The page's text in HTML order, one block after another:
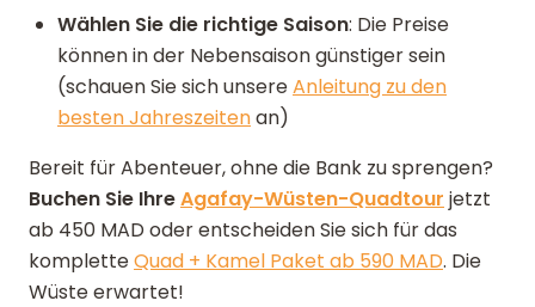
Wählen Sie die richtige Saison: Die Preise
können in der Nebensaison günstiger sein
(schauen Sie sich unsereAnleitung zu den
besten Jahreszeitenan)
Bereit für Abenteuer, ohne die Bank zu sprengen?
Buchen Sie IhreAgafay-Wüsten-Quadtour jetzt
ab 450 MAD oder entscheiden Sie sich für das
kompletteQuad + Kamel Paket ab 590 MAD. Die
Wüste erwartet!